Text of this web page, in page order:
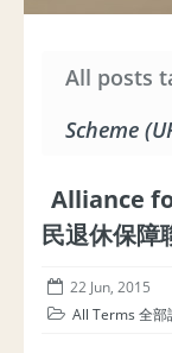
All posts
Scheme
Alliance
民退休保障
22 Jun, 2015
All Terms 全部